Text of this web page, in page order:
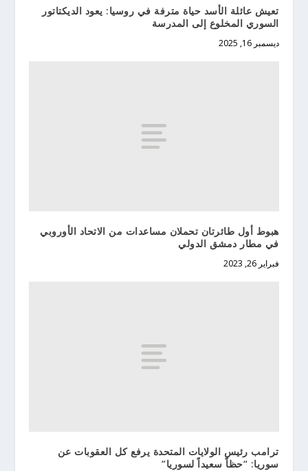
تعيش عائلة الأسد حياة مترفة في روسيا: يعود الديكتاتور
السوري المخلوع إلى المدرسة
ديسمبر 16, 2025
هبوط أول طائرتان تحملان مساعدات من الاتحاد الأوروبي
في مطار دمشق الدولي
فبراير 26, 2023
ترامب رئيس الولايات المتحدة يرفع كل العقوبات عن
سوريا: “حظاً سعيداً لسوريا”